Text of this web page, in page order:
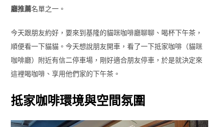
廳推薦名單之一。
今天跟朋友約好，要來到基隆的貓咪咖啡廳聊聊、喝杯下午茶，
順便看一下貓貓。今天想說朋友開車，看了一下抵家咖啡（貓咪
咖啡廳）附近有信二停車場，剛好適合朋友停車，於是就決定來
這裡喝咖啡、享用他們家的下午茶。
抵家咖啡環境與空間氛圍